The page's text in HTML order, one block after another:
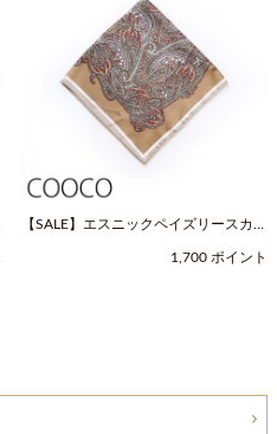
【SALE】エスニックペイズリースカー
1,700 ポイント